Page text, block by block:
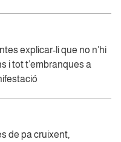
explicar-li que no n’hi
i tot t’embranques a
de pa cruixent,